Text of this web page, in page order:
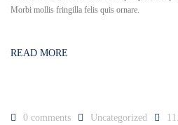
Morbi mollis fringilla felis quis ornare.
READ MORE
0 comments Uncategorized